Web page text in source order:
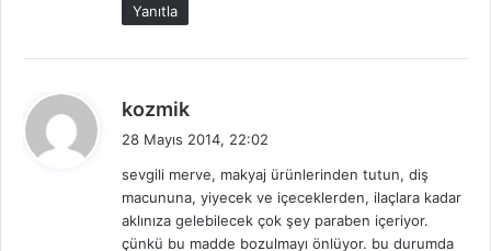
Yanıtla
kozmik
i
k
i
28 Mayıs 2014, 22:02
sevgili merve, makyaj ürünlerinden tutun, diş
macununa, yiyecek ve içeceklerden, ilaçlara kadar
aklınıza gelebilecek çok şey paraben içeriyor.
çünkü bu madde bozulmayı önlüyor. bu durumda